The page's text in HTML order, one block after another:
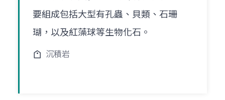
要組成包括大型有孔蟲、貝類、石珊
瑚，以及紅藻球等生物化石。
沉積岩